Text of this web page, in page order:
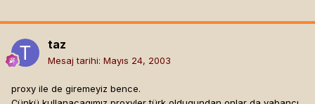
taz
Mesaj tarihi: Mayıs 24, 2003
proxy ile de giremeyiz bence.